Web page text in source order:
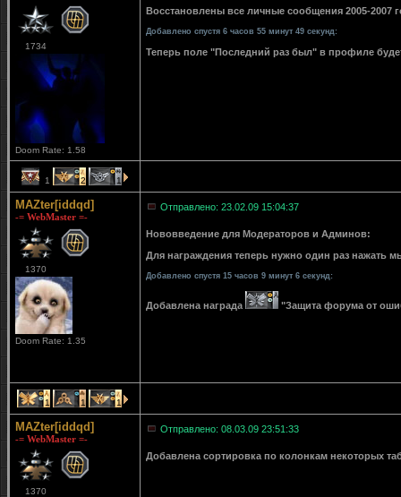
1734
Doom Rate: 1.58
Восстановлены все личные сообщения 2005-2007
Добавлено спустя 6 часов 55 минут 49 секунд:
Теперь поле "Последний раз был" в профиле
1 2 1
MAZter[iddqd]
-= WebMaster =-
1370
Doom Rate: 1.35
Отправлено: 23.02.09 15:04:37
Нововведение для Модераторов и Админов:
Для награждения теперь нужно один раз нажать
Добавлено спустя 15 часов 9 минут 6 секунд:
Добавлена награда "Защита форума от
1 1 1
MAZter[iddqd]
-= WebMaster =-
1370
Отправлено: 08.03.09 23:51:33
Добавлена сортировка по колонкам некоторых